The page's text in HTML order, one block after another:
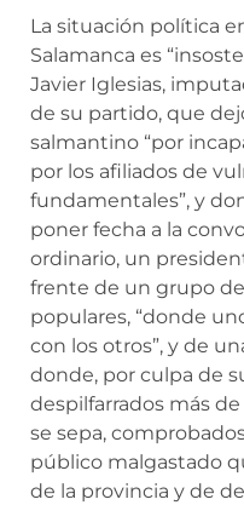
La situación política
Salamanca es
Javier Iglesias,
de su partido, que
salmantino “por
por los afiliados de
fundamentales”, y
poner fecha a la
ordinario, un
frente de un grupo
populares, “donde
con los otros”, y de
donde, por culpa de
despilfarrados más
se sepa,
público malgastado
de la provincia y de